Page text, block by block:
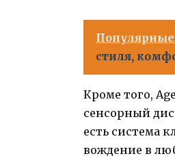
Популярные
стиля,
Кроме того,
сенсорный
есть система
вождение в